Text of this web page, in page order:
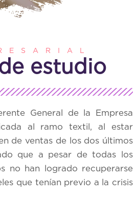
E S A R I A L
estudio
General de la Empresa
al ramo textil, al estar
de ventas de los dos últimos
que a pesar de todas los
no han logrado recuperarse
que tenían previo a la crisis